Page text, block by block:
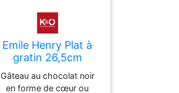
Emile Henry Plat à
gratin 26,5cm
MADELEINE Candy-
Rose rose
Gâteau au chocolat noir
en forme de cœur ou